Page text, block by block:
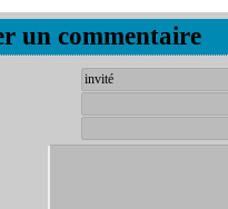
un commentaire